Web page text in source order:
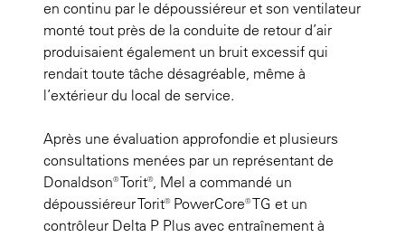
en continu par le dépoussiéreur et son ventilateur
monté tout près de la conduite de retour d’air
produisaient également un bruit excessif qui
rendait toute tâche désagréable, même à
l’extérieur du local de service.
Après une évaluation approfondie et plusieurs
consultations menées par un représentant de
Donaldson® Torit®, Mel a commandé un
dépoussiéreur Torit® PowerCore® TG et un
contrôleur Delta P Plus avec entraînement à